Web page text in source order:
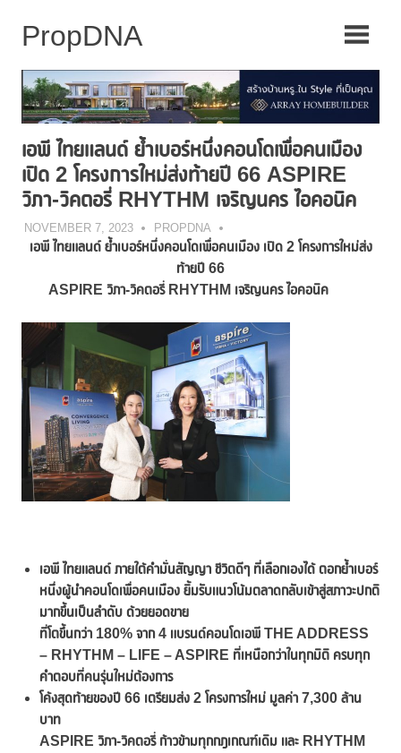
เอพี ไทยแลนด์ ย้ำเบอร์หนึ่งคอนโดเพื่อคนเมือง
เปิด 2 โครงการใหม่ส่งท้ายปี 66 ASPIRE
วิภา-วิคตอรี่ RHYTHM เจริญนคร ไอคอนิค
NOVEMBER 7, 2023 PROPDNA
เอพี ไทยแลนด์ ย้ำเบอร์หนึ่งคอนโดเพื่อคนเมือง เปิด 2 โครงการใหม่ส่ง
ท้ายปี 66
ASPIRE วิภา-วิคตอรี่ RHYTHM เจริญนคร ไอคอนิค
เอพี ไทยแลนด์ ภายใต้คำมั่นสัญญา ชีวิตดีๆ ที่เลือกเองได้ ตอกย้ำเบอร์
หนึ่งผู้นำคอนโดเพื่อคนเมือง ยิ้มรับแนวโน้มตลาดกลับเข้าสู่สภาวะปกติ
มากขึ้นเป็นลำดับ ด้วยยอดขาย
ที่โตขึ้นกว่า 180% จาก 4 แบรนด์คอนโดเอพี THE ADDRESS
– RHYTHM – LIFE – ASPIRE ที่เหนือกว่าในทุกมิติ ครบทุก
คำตอบที่คนรุ่นใหม่ต้องการ
โค้งสุดท้ายของปี 66 เตรียมส่ง 2 โครงการใหม่ มูลค่า 7,300 ล้าน
บาท
ASPIRE วิภา-วิคตอรี่ ก้าวข้ามทุกกฎเกณฑ์เดิม และ RHYTHM